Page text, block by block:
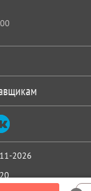
2026